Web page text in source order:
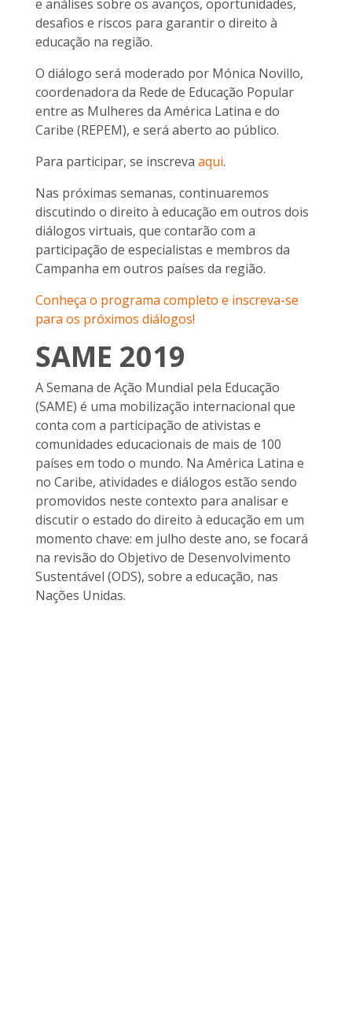
e análises sobre os avanços, oportunidades,
desafios e riscos para garantir o direito à
educação na região.
O diálogo será moderado por Mónica Novillo,
coordenadora da Rede de Educação Popular
entre as Mulheres da América Latina e do
Caribe (REPEM), e será aberto ao público.
Para participar, se inscreva aqui.
Nas próximas semanas, continuaremos
discutindo o direito à educação em outros dois
diálogos virtuais, que contarão com a
participação de especialistas e membros da
Campanha em outros países da região.
Conheça o programa completo e inscreva-se
para os próximos diálogos!
SAME 2019
A Semana de Ação Mundial pela Educação
(SAME) é uma mobilização internacional que
conta com a participação de ativistas e
comunidades educacionais de mais de 100
países em todo o mundo. Na América Latina e
no Caribe, atividades e diálogos estão sendo
promovidos neste contexto para analisar e
discutir o estado do direito à educação em um
momento chave: em julho deste ano, se focará
na revisão do Objetivo de Desenvolvimento
Sustentável (ODS), sobre a educação, nas
Nações Unidas.